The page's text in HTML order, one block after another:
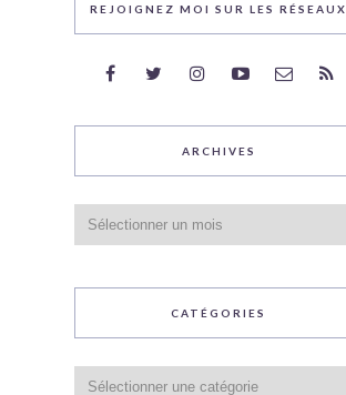
REJOIGNEZ MOI SUR LES RÉSEAUX
ARCHIVES
CATÉGORIES